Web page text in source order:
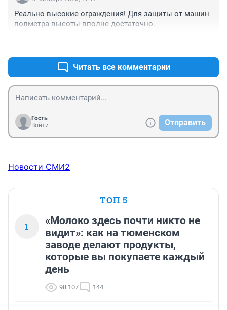
Реально высокие ограждения! Для защиты от машин
полметра высоты вполне достаточно.
Читать все комментарии
Гость
Войти
Отправить
Новости СМИ2
ТОП 5
1
«Молоко здесь почти никто не
видит»: как на тюменском
заводе делают продукты,
которые вы покупаете каждый
день
98 107 144